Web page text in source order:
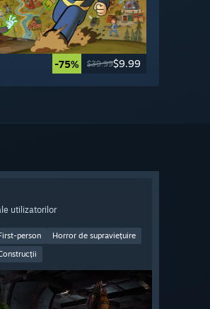
-75% $39.99$9.99
utilizatorilor
person
Horror de supraviețuire